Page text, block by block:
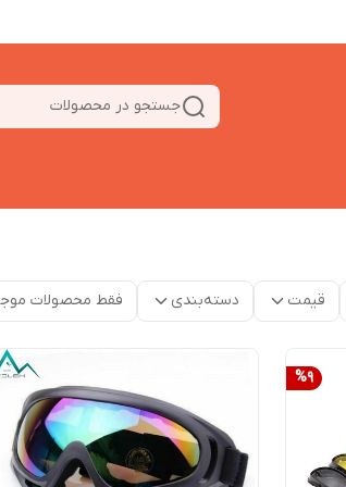
جستجو در محصولات
قیمت دسته‌بندی فقط محصولات
%9